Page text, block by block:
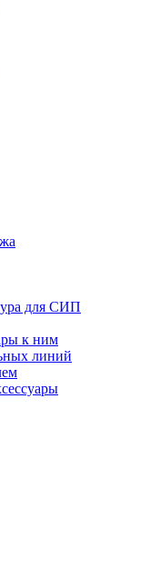
для СИП
к ним
линий